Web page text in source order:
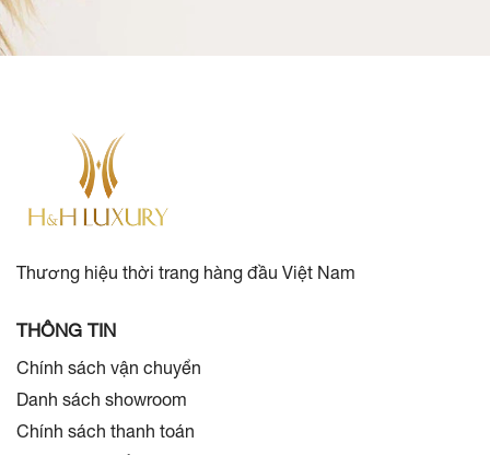
Thương hiệu thời trang hàng đầu Việt Nam
THÔNG TIN
Chính sách vận chuyển
Danh sách showroom
Chính sách thanh toán